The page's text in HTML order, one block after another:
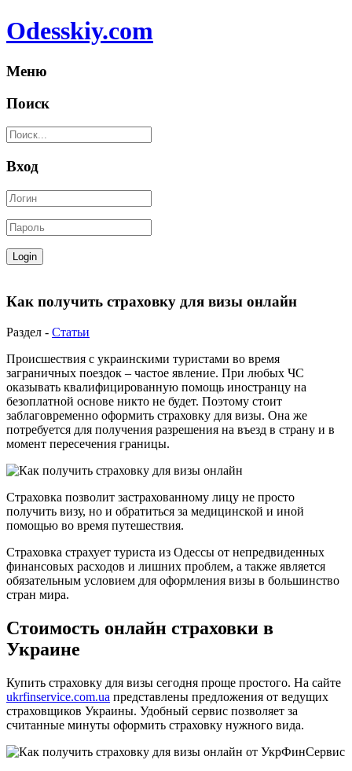
Odesskiy.com
Меню
Поиск
Вход
Как получить страховку для визы онлайн
Раздел - Статьи
Происшествия с украинскими туристами во время
заграничных поездок – частое явление. При любых ЧС
оказывать квалифицированную помощь иностранцу на
безоплатной основе никто не будет. Поэтому стоит
заблаговременно оформить страховку для визы. Она же
потребуется для получения разрешения на въезд в страну и в
момент пересечения границы.
Страховка позволит застрахованному лицу не просто
получить визу, но и обратиться за медицинской и иной
помощью во время путешествия.
Страховка страхует туриста из Одессы от непредвиденных
финансовых расходов и лишних проблем, а также является
обязательным условием для оформления визы в большинство
стран мира.
Стоимость онлайн страховки в
Украине
Купить страховку для визы сегодня проще простого. На сайте
ukrfinservice.com.ua представлены предложения от ведущих
страховщиков Украины. Удобный сервис позволяет за
считанные минуты оформить страховку нужного вида.